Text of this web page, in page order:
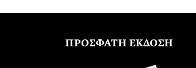
ΠΡΟΣΦΑΤΗ ΕΚΔΟΣΗ